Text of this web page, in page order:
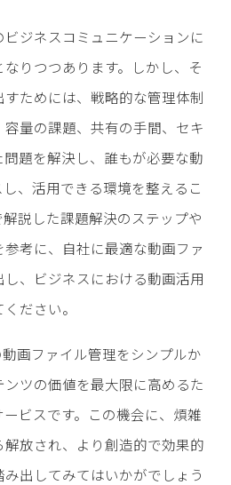
ジネスコミュニケーションに
りつつあります。しかし、そ
ためには、戦略的な管理体制
量の課題、共有の手間、セキ
題を解決し、誰もが必要な動
、活用できる環境を整えるこ
説した課題解決のステップや
考に、自社に最適な動画ファ
、ビジネスにおける動画活用
ださい。
画ファイル管理をシンプルか
ツの価値を最大限に高めるた
ビスです。この機会に、煩雑
放され、より創造的で効果的
出してみてはいかがでしょう